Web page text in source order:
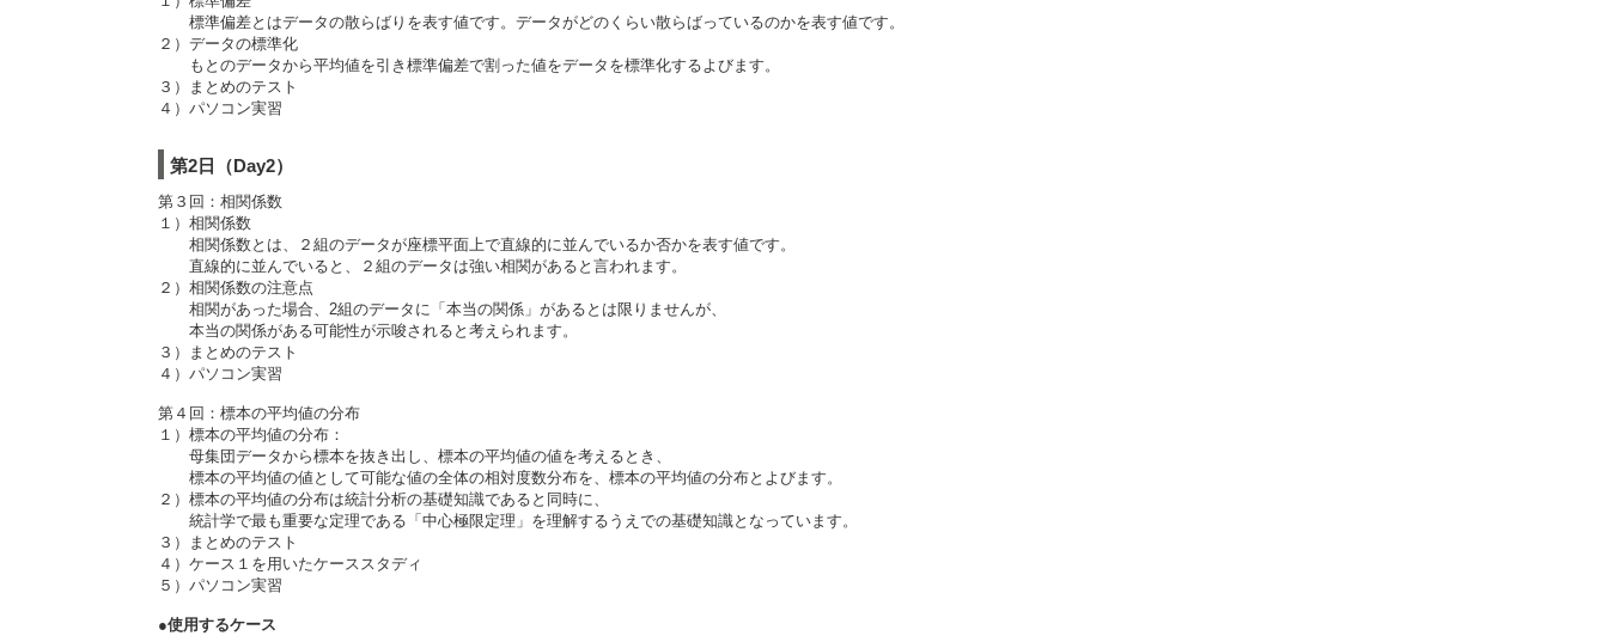
標準偏差とはデータの散らばりを表す値です。データがどのくらい散らばっているのかを表す値です。
２）データの標準化
もとのデータから平均値を引き標準偏差で割った値をデータを標準化するよびます。
３）まとめのテスト
４）パソコン実習
第2日（Day2）
第３回：相関係数
１）相関係数
相関係数とは、２組のデータが座標平面上で直線的に並んでいるか否かを表す値です。
直線的に並んでいると、２組のデータは強い相関があると言われます。
２）相関係数の注意点
相関があった場合、2組のデータに「本当の関係」があるとは限りませんが、
本当の関係がある可能性が示唆されると考えられます。
３）まとめのテスト
４）パソコン実習
第４回：標本の平均値の分布
１）標本の平均値の分布：
母集団データから標本を抜き出し、標本の平均値の値を考えるとき、
標本の平均値の値として可能な値の全体の相対度数分布を、標本の平均値の分布とよびます。
２）標本の平均値の分布は統計分析の基礎知識であると同時に、
統計学で最も重要な定理である「中心極限定理」を理解するうえでの基礎知識となっています。
３）まとめのテスト
４）ケース１を用いたケーススタディ
５）パソコン実習
●使用するケース